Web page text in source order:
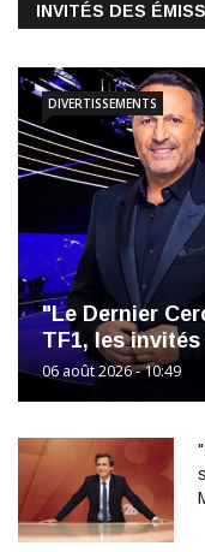
INVITÉS DES
"Le Dernier
TF1, les
06 août 2026 - 10:49
DIVERTISSEMENTS